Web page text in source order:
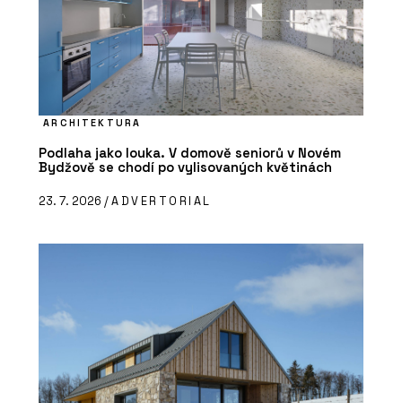
ARCHITEKTURA
Podlaha jako louka. V domově seniorů v Novém
Bydžově se chodí po vylisovaných květinách
23. 7. 2026 /ADVERTORIAL